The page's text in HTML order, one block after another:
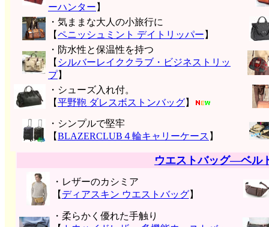
ーハンター 】
・気ままな大人の小旅行に
【ペニッシュミント デイトリッパー 】
・防水性と保温性を持つ
【 シルバーレイククラブ・ビジネストリッ
プ】
・シューズ入れ付。
【平野鞄 ダレスボストンバッグ】
・シンプルで堅牢
【BLAZERCLUB４輪キャリーケース 】
ウエストバッグ―ベル
・レザーのカシミア
【 ディアスキン ウエストバッグ】
・柔らかく優れた手触り